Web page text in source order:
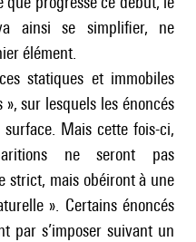
ainsi se simplifier, ne
élément.
statiques et immobiles
sur lesquels les énoncés
Mais cette fois-ci,
ne seront pas
strict, mais obéiront à une
». Certains énoncés
par s’imposer suivant un